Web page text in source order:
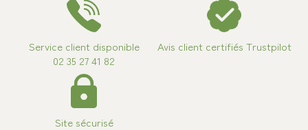
Service client disponible
02 35 27 41 82
Avis client certifiés Trustpilot
Site sécurisé